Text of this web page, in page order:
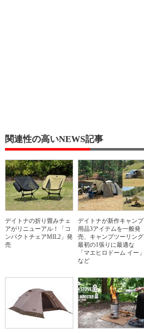
関連性の高いNEWS記事
デイトナの折り畳みチェ
アがリニューアル！「コ
ンパクトチェアMIL2」発
売
デイトナが新作キャンプ
用品3アイテムを一般発
売、キャンプツーリング
最初の1張りに最適な
「マエヒロドーム イー」
など